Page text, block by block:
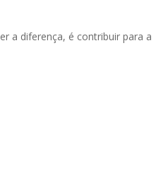
a diferença, é contribuir para a